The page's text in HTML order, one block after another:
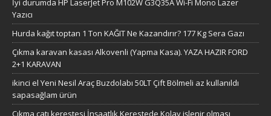
İKİNCİ EL BENZİNLİ 1.5 PARMAK SU MOTORU
Çıkma Ondulin saç uzun ömürlü bir çözüm sunar sahibinden
İyi durumda buzlaş makinesi 1 aylık sıfır gibi yeni makine
UCUZ EŞYALAR – ÇIKMA EŞYALAR
2.el İTALYAN MALI – Step Motor 1.8 Derece Bipolar Yüksek Tork